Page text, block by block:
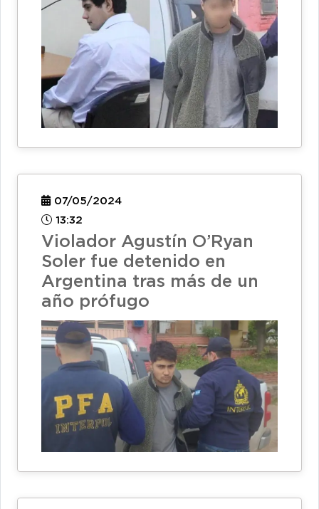
07/05/2024
13:32
Violador Agustín O’Ryan
Soler fue detenido en
Argentina tras más de un
año prófugo